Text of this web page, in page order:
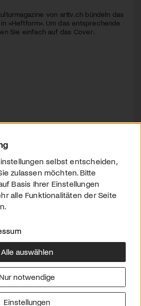
von arttv.ch bündeln das
«Heftform». Um das entsprechende
Sie einfach auf das Cover.
Downloads
Werben
Impressum
selbst entscheiden,
zulassen möchten. Bitte
Basis Ihrer Einstellungen
alle Funktionalitäten der Seite
Alle auswählen
Nur notwendige
Einstellungen